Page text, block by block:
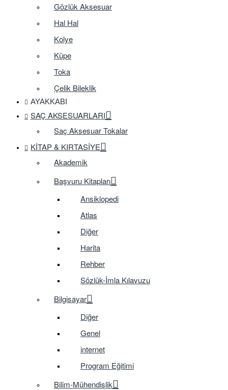
Gözlük Aksesuar
Hal Hal
Kolye
Küpe
Toka
Çelik Bileklik
AYAKKABI
SAÇ AKSESUARLARI
Saç Aksesuar Tokalar
KITAP & KIRTASIYE
Akademik
Başvuru Kitapları
Ansiklopedi
Atlas
Diğer
Harita
Rehber
Sözlük-İmla Kılavuzu
Bilgisayar
Diğer
Genel
internet
Program Eğitimi
Bilim-Mühendislik